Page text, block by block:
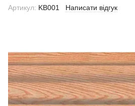
Артикул: KB001 Написати відгук